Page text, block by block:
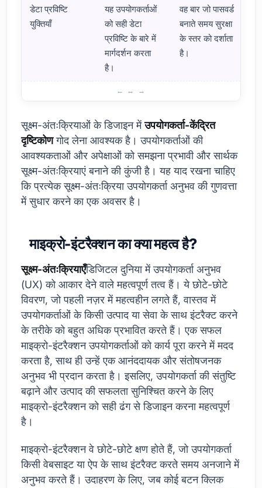
डेटा प्रविष्टि
युक्तियाँ
यह उपयोगकर्ताओं
को सही डेटा
प्रविष्टि के बारे में
मार्गदर्शन करता
है।
वह बार जो पासवर्ड
बनाते समय सुरक्षा
के स्तर को दर्शाता
है।
सूक्ष्म-अंतःक्रियाओं के डिजाइन मेंउपयोगकर्ता-केंद्रित
दृष्टिकोणगोद लेना आवश्यक है। उपयोगकर्ताओं की
आवश्यकताओं और अपेक्षाओं को समझना प्रभावी और सार्थक
सूक्ष्म-अंतःक्रियाएं बनाने की कुंजी है। यह याद रखना चाहिए
कि प्रत्येक सूक्ष्म-अंतःक्रिया उपयोगकर्ता अनुभव की गुणवत्ता
में सुधार करने का एक अवसर है।
माइक्रो-इंटरैक्शन का क्या महत्व है?
सूक्ष्म-अंतःक्रियाएँडिजिटल दुनिया में उपयोगकर्ता अनुभव
(UX) को आकार देने वाले महत्वपूर्ण तत्व हैं। ये छोटे-छोटे
विवरण, जो पहली नज़र में महत्वहीन लगते हैं, वास्तव में
उपयोगकर्ताओं के किसी उत्पाद या सेवा के साथ इंटरैक्ट करने
के तरीके को बहुत अधिक प्रभावित करते हैं। एक सफल
माइक्रो-इंटरैक्शन उपयोगकर्ताओं को कार्य पूरा करने में मदद
करता है, साथ ही उन्हें एक आनंददायक और संतोषजनक
अनुभव भी प्रदान करता है। इसलिए, उपयोगकर्ता की संतुष्टि
बढ़ाने और उत्पाद की सफलता सुनिश्चित करने के लिए
माइक्रो-इंटरैक्शन को सही ढंग से डिजाइन करना महत्वपूर्ण
है।
माइक्रो-इंटरैक्शन वे छोटे-छोटे क्षण होते हैं, जो उपयोगकर्ता
किसी वेबसाइट या ऐप के साथ इंटरैक्ट करते समय अनजाने में
अनुभव करते हैं। उदाहरण के लिए, जब कोई बटन क्लिक